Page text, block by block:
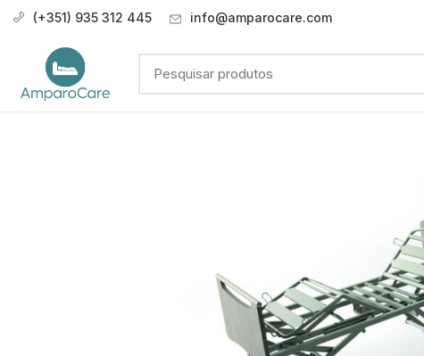
(+351) 935 312 445 info@amparocare.com